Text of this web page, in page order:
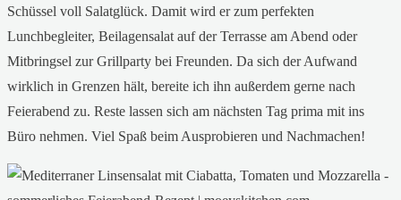
Schüssel voll Salatglück. Damit wird er zum perfekten
Lunchbegleiter, Beilagensalat auf der Terrasse am Abend oder
Mitbringsel zur Grillparty bei Freunden. Da sich der Aufwand
wirklich in Grenzen hält, bereite ich ihn außerdem gerne nach
Feierabend zu. Reste lassen sich am nächsten Tag prima mit ins
Büro nehmen. Viel Spaß beim Ausprobieren und Nachmachen!